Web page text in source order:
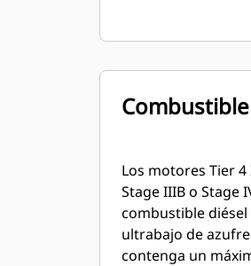
Los motores Tier
Stage IIIB o Stage
combustible
ultrabajo de azufre
contenga un